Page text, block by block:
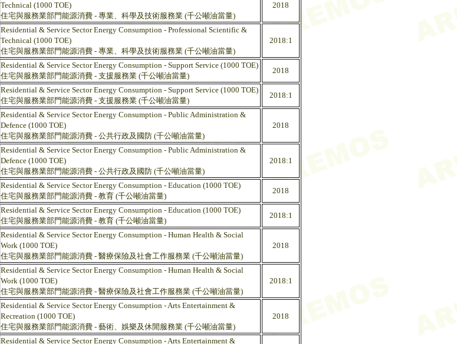
Technical (1000 TOE)
住宅與服務業部門能源消費 - 專業、科學及技術服務業 (千公噸油當量)
2018
Residential & Service Sector Energy Consumption - Professional Scientific &
Technical (1000 TOE)
住宅與服務業部門能源消費 - 專業、科學及技術服務業 (千公噸油當量)
2018:1
Residential & Service Sector Energy Consumption - Support Service (1000 TOE)
住宅與服務業部門能源消費 - 支援服務業 (千公噸油當量)
2018
Residential & Service Sector Energy Consumption - Support Service (1000 TOE)
住宅與服務業部門能源消費 - 支援服務業 (千公噸油當量)
2018:1
Residential & Service Sector Energy Consumption - Public Administration &
Defence (1000 TOE)
住宅與服務業部門能源消費 - 公共行政及國防 (千公噸油當量)
2018
Residential & Service Sector Energy Consumption - Public Administration &
Defence (1000 TOE)
住宅與服務業部門能源消費 - 公共行政及國防 (千公噸油當量)
2018:1
Residential & Service Sector Energy Consumption - Education (1000 TOE)
住宅與服務業部門能源消費 - 教育 (千公噸油當量)
2018
Residential & Service Sector Energy Consumption - Education (1000 TOE)
住宅與服務業部門能源消費 - 教育 (千公噸油當量)
2018:1
Residential & Service Sector Energy Consumption - Human Health & Social
Work (1000 TOE)
住宅與服務業部門能源消費 - 醫療保險及社會工作服務業 (千公噸油當量)
2018
Residential & Service Sector Energy Consumption - Human Health & Social
Work (1000 TOE)
住宅與服務業部門能源消費 - 醫療保險及社會工作服務業 (千公噸油當量)
2018:1
Residential & Service Sector Energy Consumption - Arts Entertainment &
Recreation (1000 TOE)
住宅與服務業部門能源消費 - 藝術、娛樂及休閒服務業 (千公噸油當量)
2018
Residential & Service Sector Energy Consumption - Arts Entertainment &